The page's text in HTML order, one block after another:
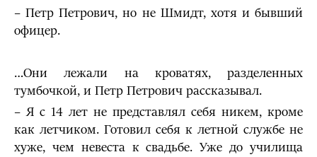
– Петр Петрович, но не Шмидт, хотя и бывший
офицер.
…Они лежали на кроватях, разделенных
тумбочкой, и Петр Петрович рассказывал.
– Я с 14 лет не представлял себя никем, кроме
как летчиком. Готовил себя к летной службе не
хуже, чем невеста к свадьбе. Уже до училища